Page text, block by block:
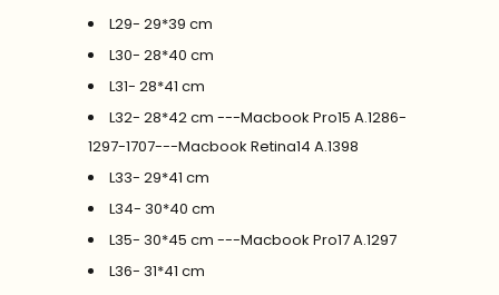
L29- 29*39 cm
L30- 28*40 cm
L31- 28*41 cm
L32- 28*42 cm ---Macbook Pro15 A.1286-
1297-1707---Macbook Retina14 A.1398
L33- 29*41 cm
L34- 30*40 cm
L35- 30*45 cm ---Macbook Pro17 A.1297
L36- 31*41 cm